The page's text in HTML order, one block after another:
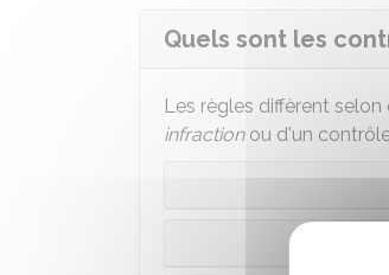
Quels sont les
Les règles diffèrent
infractionou d'un